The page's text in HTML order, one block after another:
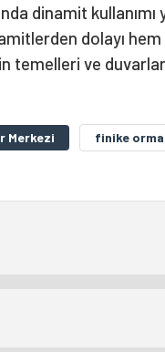
dinamit
dolayı
temelleri ve
Merkezi finike